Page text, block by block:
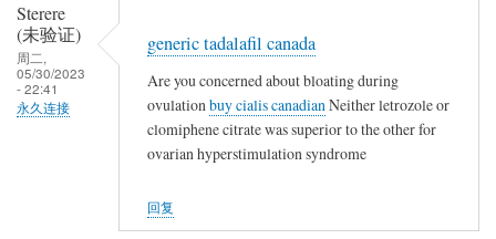
Sterere
(未验证)
周二,
05/30/2023
- 22:41
永久连接
generic tadalafil canada
Are you concerned about bloating during
ovulation buy cialis canadian Neither letrozole or
clomiphene citrate was superior to the other for
ovarian hyperstimulation syndrome
回复